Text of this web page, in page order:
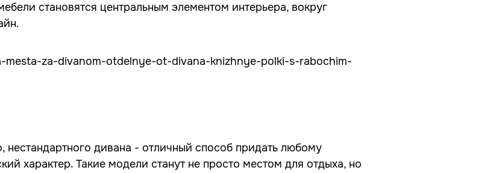
становятся центральным элементом интерьера, вокруг
дивана - отличный способ придать любому
характер. Такие модели станут не просто местом для отдыха, но